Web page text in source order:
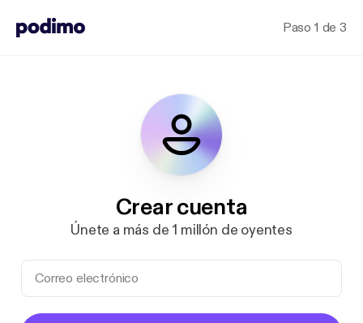
Paso 1 de 3
Crear cuenta
Únete a más de 1 millón de oyentes